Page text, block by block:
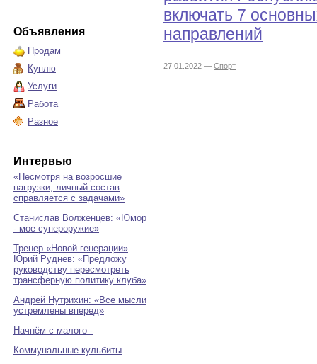
Объявления
Продам
Куплю
Услуги
Работа
Разное
Интервью
«Несмотря на возросшие
нагрузки, личный состав
справляется с задачами»
Станислав Волженцев: «Юмор
- мое супероружие»
Тренер «Новой генерации»
Юрий Руднев: «Предложу
руководству пересмотреть
трансферную политику клуба»
Андрей Нутрихин: «Все мысли
устремлены вперед»
Начнём с малого -
Коммунальные кульбиты
включать 7
направлений
27.01.2022 — Спорт